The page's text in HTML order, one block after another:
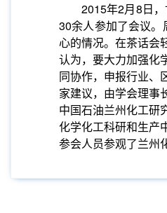
2015年2月8日
30余人参加了会议
心的情况。在茶话会
认为，要大力加强化
同协作，申报行业、
家建议，由学会理事
中国石油兰州化工研
化学化工科研和生产
参会人员参观了兰州